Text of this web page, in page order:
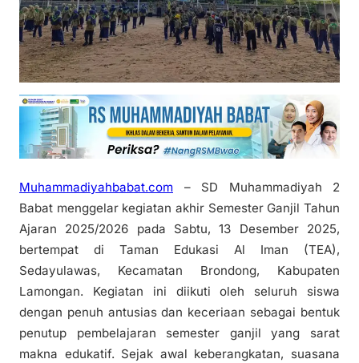
Muhammadiyahbabat.com – SD Muhammadiyah 2
Babat menggelar kegiatan akhir Semester Ganjil Tahun
Ajaran 2025/2026 pada Sabtu, 13 Desember 2025,
bertempat di Taman Edukasi Al Iman (TEA),
Sedayulawas, Kecamatan Brondong, Kabupaten
Lamongan. Kegiatan ini diikuti oleh seluruh siswa
dengan penuh antusias dan keceriaan sebagai bentuk
penutup pembelajaran semester ganjil yang sarat
makna edukatif. Sejak awal keberangkatan, suasana